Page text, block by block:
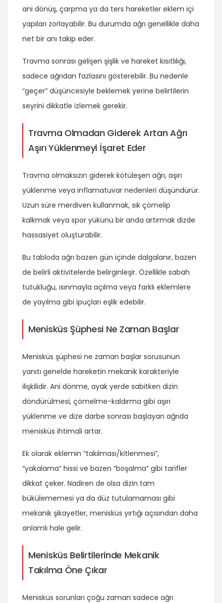
ani dönüş, çarpma ya da ters hareketler eklem içi
yapıları zorlayabilir. Bu durumda ağrı genellikle daha
net bir anı takip eder.
Travma sonrası gelişen şişlik ve hareket kısıtlılığı,
sadece ağrıdan fazlasını gösterebilir. Bu nedenle
“geçer” düşüncesiyle beklemek yerine belirtilerin
seyrini dikkatle izlemek gerekir.
Travma Olmadan Giderek Artan Ağrı
Aşırı Yüklenmeyi İşaret Eder
Travma olmaksızın giderek kötüleşen ağrı, aşırı
yüklenme veya inflamatuvar nedenleri düşündürür.
Uzun süre merdiven kullanmak, sık çömelip
kalkmak veya spor yükünü bir anda artırmak dizde
hassasiyet oluşturabilir.
Bu tabloda ağrı bazen gün içinde dalgalanır, bazen
de belirli aktivitelerde belirginleşir. Özellikle sabah
tutukluğu, ısınmayla açılma veya farklı eklemlere
de yayılma gibi ipuçları eşlik edebilir.
Menisküs Şüphesi Ne Zaman Başlar
Menisküs şüphesi ne zaman başlar sorusunun
yanıtı genelde hareketin mekanik karakteriyle
ilişkilidir. Ani dönme, ayak yerde sabitken dizin
döndürülmesi, çömelme-kaldırma gibi aşırı
yüklenme ve dize darbe sonrası başlayan ağrıda
menisküs ihtimali artar.
Ek olarak eklemin “takılması/kitlenmesi”,
“yakalama” hissi ve bazen “boşalma” gibi tarifler
dikkat çeker. Nadiren de olsa dizin tam
bükülememesi ya da düz tutulamaması gibi
mekanik şikayetler, menisküs yırtığı açısından daha
anlamlı hale gelir.
Menisküs Belirtilerinde Mekanik
Takılma Öne Çıkar
Menisküs sorunları çoğu zaman sadece ağrı